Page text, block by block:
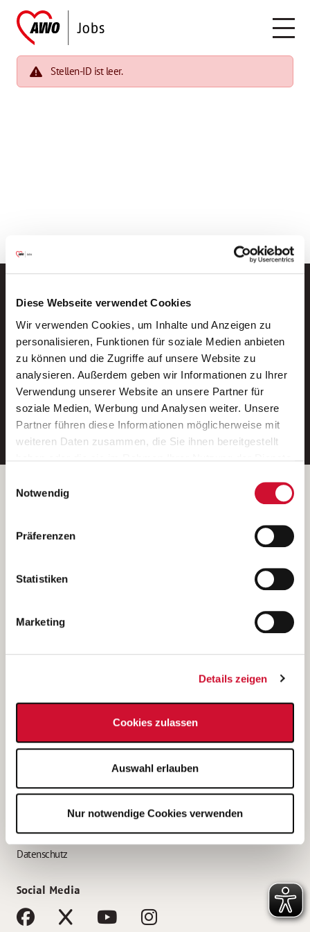
Diese Webseite verwendet Cookies
Wir verwenden Cookies, um Inhalte und Anzeigen zu
personalisieren, Funktionen für soziale Medien anbieten
zu können und die Zugriffe auf unsere Website zu
analysieren. Außerdem geben wir Informationen zu Ihrer
Verwendung unserer Website an unsere Partner für
soziale Medien, Werbung und Analysen weiter. Unsere
Partner führen diese Informationen möglicherweise mit
weiteren Daten zusammen, die Sie ihnen bereitgestellt
Wenn Sie auf „Cookies zulassen“ klicken, so stimmen
Sie der Speicherung sämtlicher Cookies zu. Sie können
Ihre Einwilligung selbstverständlich jederzeit widerrufen,
indem Sie die Cookie-Einstellungen aufrufen und diese
unsererDatenschutzerklärung
Notwendig
Präferenzen
Statistiken
Marketing
Details zeigen
Cookies zulassen
Auswahl erlauben
Nur notwendige Cookies verwenden
Stellen-ID ist leer.
Neue Stellen per E-Mail.
Ein kostenloser Service von AWO
Jobs.
E-Mail-Adresse eintragen
Betreiber der Webseite
Kantstraße 45a
(Ein Tochterunternehmen des AWO Bezirksverbandes Unterfranken
e.V.)
Bewerbung als Altenpflegehelfer*in
Bewerbung als Erzieher*in
AWO Gliederungen nach Bundesland
Impressum
Datenschutz
Social Media